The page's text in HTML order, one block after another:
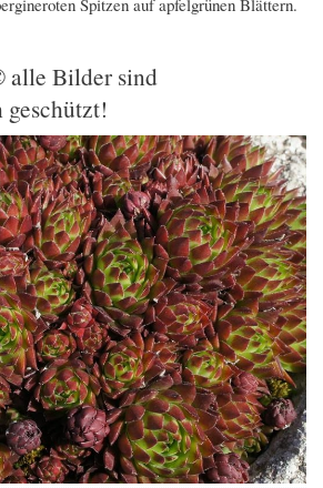
Bilder sind